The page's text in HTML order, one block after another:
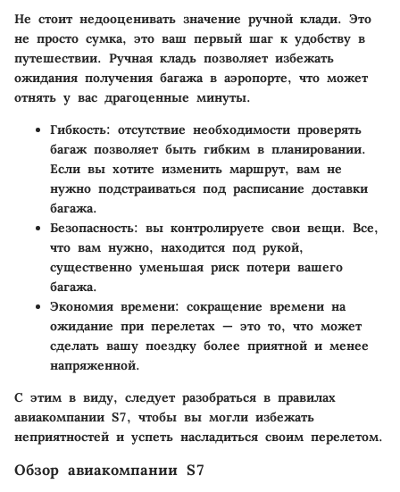
Не стоит недооценивать значение ручной клади. Это
не просто сумка, это ваш первый шаг к удобству в
путешествии. Ручная кладь позволяет избежать
ожидания получения багажа в аэропорте, что может
отнять у вас драгоценные минуты.
Гибкость: отсутствие необходимости проверять
багаж позволяет быть гибким в планировании.
Если вы хотите изменить маршрут, вам не
нужно подстраиваться под расписание доставки
багажа.
Безопасность: вы контролируете свои вещи. Все,
что вам нужно, находится под рукой,
существенно уменьшая риск потери вашего
багажа.
Экономия времени: сокращение времени на
ожидание при перелетах — это то, что может
сделать вашу поездку более приятной и менее
напряженной.
С этим в виду, следует разобраться в правилах
авиакомпании S7, чтобы вы могли избежать
неприятностей и успеть насладиться своим перелетом.
Обзор авиакомпании S7